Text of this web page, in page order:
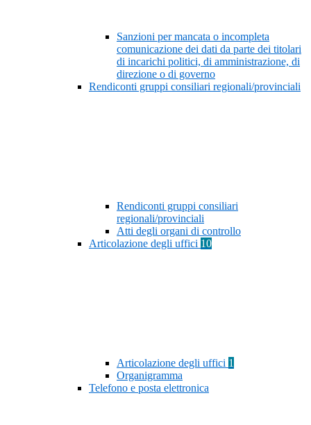
Sanzioni per mancata o incompleta
comunicazione dei dati da parte dei titolari
di incarichi politici, di amministrazione, di
direzione o di governo
Rendiconti gruppi consiliari regionali/provinciali
Rendiconti gruppi consiliari
regionali/provinciali
Atti degli organi di controllo
Articolazione degli uffici 10
Articolazione degli uffici 1
Organigramma
Telefono e posta elettronica